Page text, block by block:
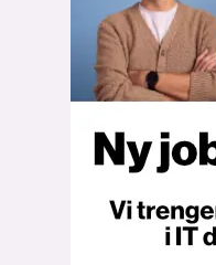
nyhetsbrev
kode24-klubben
LinkedIn
Bluesky
Facebook
annonsepriser